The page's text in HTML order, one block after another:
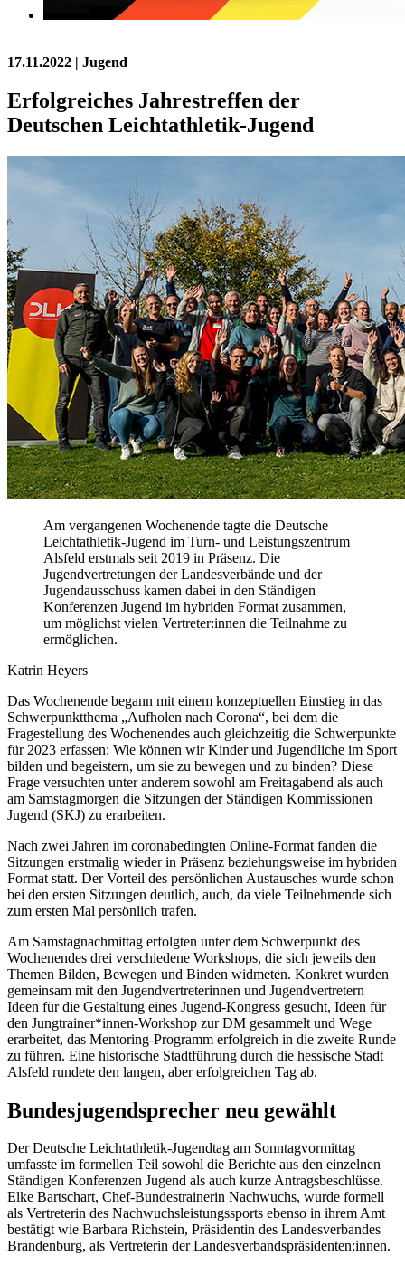
17.11.2022 | Jugend
Erfolgreiches Jahrestreffen der
Deutschen Leichtathletik-Jugend
Am vergangenen Wochenende tagte die Deutsche
Leichtathletik-Jugend im Turn- und Leistungszentrum
Alsfeld erstmals seit 2019 in Präsenz. Die
Jugendvertretungen der Landesverbände und der
Jugendausschuss kamen dabei in den Ständigen
Konferenzen Jugend im hybriden Format zusammen,
um möglichst vielen Vertreter:innen die Teilnahme zu
ermöglichen.
Katrin Heyers
Das Wochenende begann mit einem konzeptuellen Einstieg in das
Schwerpunktthema „Aufholen nach Corona“, bei dem die
Fragestellung des Wochenendes auch gleichzeitig die Schwerpunkte
für 2023 erfassen: Wie können wir Kinder und Jugendliche im Sport
bilden und begeistern, um sie zu bewegen und zu binden? Diese
Frage versuchten unter anderem sowohl am Freitagabend als auch
am Samstagmorgen die Sitzungen der Ständigen Kommissionen
Jugend (SKJ) zu erarbeiten.
Nach zwei Jahren im coronabedingten Online-Format fanden die
Sitzungen erstmalig wieder in Präsenz beziehungsweise im hybriden
Format statt. Der Vorteil des persönlichen Austausches wurde schon
bei den ersten Sitzungen deutlich, auch, da viele Teilnehmende sich
zum ersten Mal persönlich trafen.
Am Samstagnachmittag erfolgten unter dem Schwerpunkt des
Wochenendes drei verschiedene Workshops, die sich jeweils den
Themen Bilden, Bewegen und Binden widmeten. Konkret wurden
gemeinsam mit den Jugendvertreterinnen und Jugendvertretern
Ideen für die Gestaltung eines Jugend-Kongress gesucht, Ideen für
den Jungtrainer*innen-Workshop zur DM gesammelt und Wege
erarbeitet, das Mentoring-Programm erfolgreich in die zweite Runde
zu führen. Eine historische Stadtführung durch die hessische Stadt
Alsfeld rundete den langen, aber erfolgreichen Tag ab.
Bundesjugendsprecher neu gewählt
Der Deutsche Leichtathletik-Jugendtag am Sonntagvormittag
umfasste im formellen Teil sowohl die Berichte aus den einzelnen
Ständigen Konferenzen Jugend als auch kurze Antragsbeschlüsse.
Elke Bartschart, Chef-Bundestrainerin Nachwuchs, wurde formell
als Vertreterin des Nachwuchsleistungssports ebenso in ihrem Amt
bestätigt wie Barbara Richstein, Präsidentin des Landesverbandes
Brandenburg, als Vertreterin der Landesverbandspräsidenten:innen.